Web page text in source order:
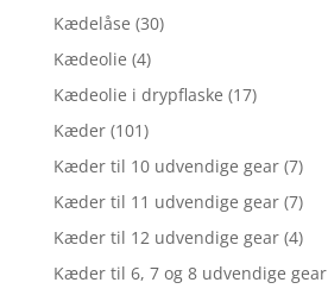
Kædelåse (30)
Kædeolie (4)
Kædeolie i drypflaske (17)
Kæder (101)
Kæder til 10 udvendige gear (7)
Kæder til 11 udvendige gear (7)
Kæder til 12 udvendige gear (4)
Kæder til 6, 7 og 8 udvendige gear